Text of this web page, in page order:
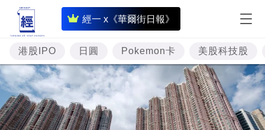
經一 x《華爾街日報》
即
時
財
經
專
題
投
港股IPO 日圓 Pokemon卡 美股科技股